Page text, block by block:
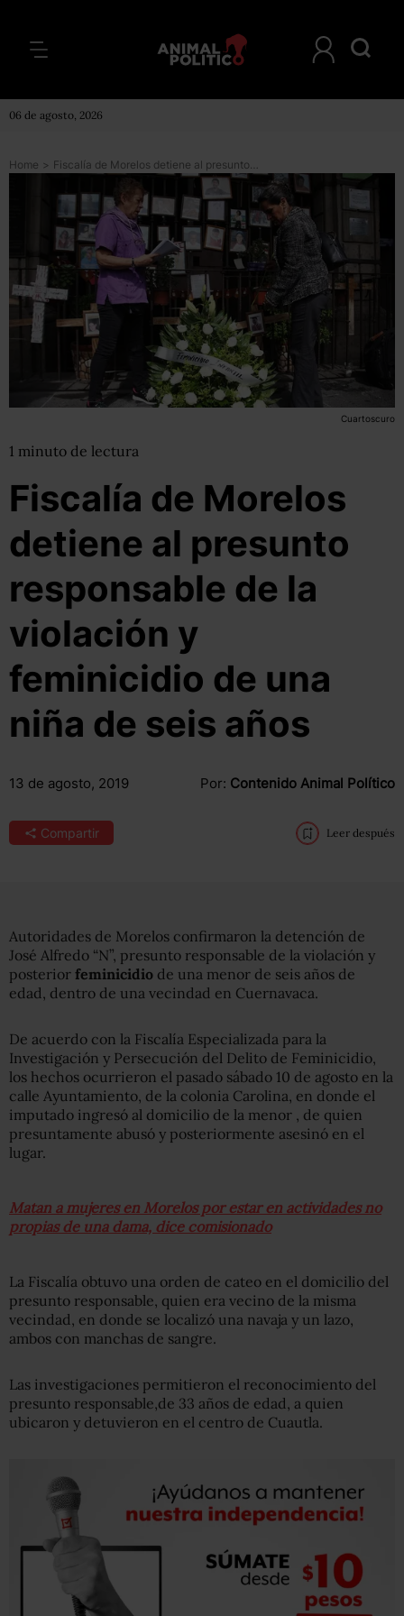
06 de agosto, 2026
Home > Fiscalía de Morelos detiene al presunto responsable de la violación y feminicidio de una niña de seis años
Cuartoscuro
1 minuto de lectura
Fiscalía de Morelos
detiene al presunto
responsable de la
violación y
feminicidio de una
niña de seis años
13 de agosto, 2019 Por: Contenido Animal Político
Compartir Leer después
Autoridades de Morelos confirmaron la detención de
José Alfredo “N”, presunto responsable de la violación y
posterior feminicidio de una menor de seis años de
edad, dentro de una vecindad en Cuernavaca.
De acuerdo con la Fiscalía Especializada para la
Investigación y Persecución del Delito de Feminicidio,
los hechos ocurrieron el pasado sábado 10 de agosto en la
calle Ayuntamiento, de la colonia Carolina, en donde el
imputado ingresó al domicilio de la menor , de quien
presuntamente abusó y posteriormente asesinó en el
lugar.
Matan a mujeres en Morelos por estar en actividades no
propias de una dama, dice comisionado
La Fiscalía obtuvo una orden de cateo en el domicilio del
presunto responsable, quien era vecino de la misma
vecindad, en donde se localizó una navaja y un lazo,
ambos con manchas de sangre.
Las investigaciones permitieron el reconocimiento del
presunto responsable,de 33 años de edad, a quien
ubicaron y detuvieron en el centro de Cuautla.